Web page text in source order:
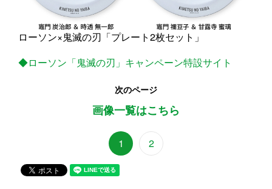
ローソン×鬼滅の刃「プレート2枚セット」
◆ローソン「鬼滅の刃」キャンペーン特設サイト
次のページ
画像一覧はこちら
1 2